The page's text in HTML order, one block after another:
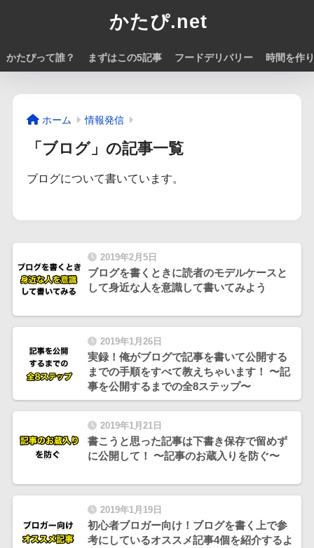
かたぴ.net
かたぴって誰？ まずはこの5記事 フードデリバリー 時間を作
ホーム 情報発信
「ブログ」の記事一覧
ブログについて書いています。
2019年2月5日
ブログを書くときに読者のモデルケースと
して身近な人を意識して書いてみよう
2019年1月26日
実録！俺がブログで記事を書いて公開する
までの手順をすべて教えちゃいます！ 〜記
事を公開するまでの全8ステップ〜
2019年1月21日
書こうと思った記事は下書き保存で留めず
に公開して！ 〜記事のお蔵入りを防ぐ〜
2019年1月19日
初心者ブロガー向け！ブログを書く上で参
考にしているオススメ記事4個を紹介するよ